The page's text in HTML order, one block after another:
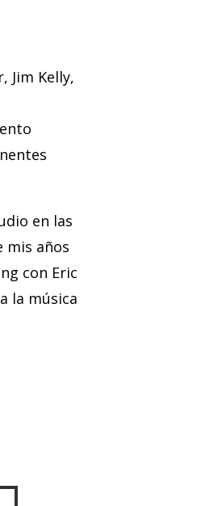
Jim Kelly,
en las
mis años
con Eric
la música